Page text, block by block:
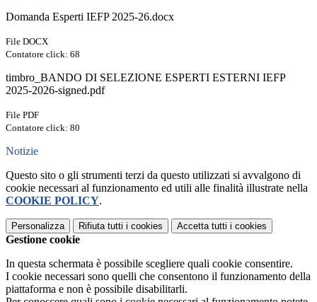
Domanda Esperti IEFP 2025-26.docx
File DOCX
Contatore click: 68
timbro_BANDO DI SELEZIONE ESPERTI ESTERNI IEFP
2025-2026-signed.pdf
File PDF
Contatore click: 80
Notizie
Questo sito o gli strumenti terzi da questo utilizzati si avvalgono di
cookie necessari al funzionamento ed utili alle finalità illustrate nella
COOKIE POLICY.
Personalizza Rifiuta tutti i cookies Accetta tutti i cookies
Gestione cookie
In questa schermata è possibile scegliere quali cookie consentire.
I cookie necessari sono quelli che consentono il funzionamento della
piattaforma e non è possibile disabilitarli.